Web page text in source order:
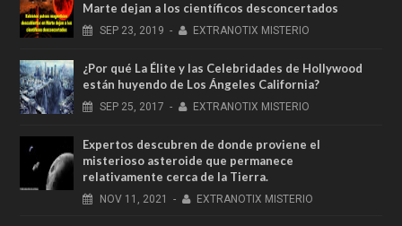
Marte dejan a los científicos desconcertados
SEP 23, 2019 - EXTRANOTIX MISTERIO
¿Por qué La Élite y las Celebridades de Hollywood
están huyendo de Los Ángeles California?
SEP 25, 2017 - EXTRANOTIX MISTERIO
Expertos descubren de donde proviene el
misterioso asteroide que permanece
relativamente cerca de la Tierra.
NOV 11, 2021 - EXTRANOTIX MISTERIO